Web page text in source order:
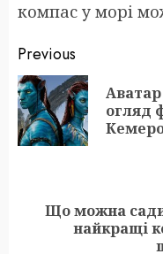
компас у морі
Post
navigation
Previous
огляд
Next
Що можна
найкращі